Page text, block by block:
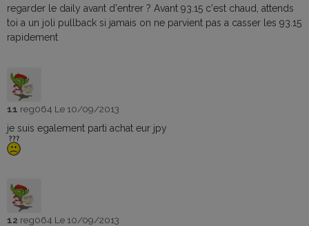
regarder le daily avant d'entrer ? Avant 93.15 c'est chaud, attends
toi a un joli pullback si jamais on ne parvient pas a casser les 93.15
rapidement
11 reg064 Le 10/09/2013
je suis egalement parti achat eur jpy
12 reg064 Le 10/09/2013